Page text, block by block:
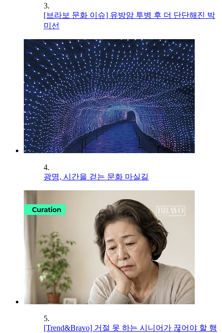
3.
[브라보 문화 이슈] 유방암 투병 후 더 단단해진 박
미선
4.
광명, 시간을 걷는 문화 마실길
5.
[Trend&Bravo] 거절 못 하는 시니어가 끊어야 할 행